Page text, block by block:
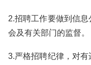
2.招聘工作要做到信
会及有关部门的监督。
3.严格招聘纪律，对